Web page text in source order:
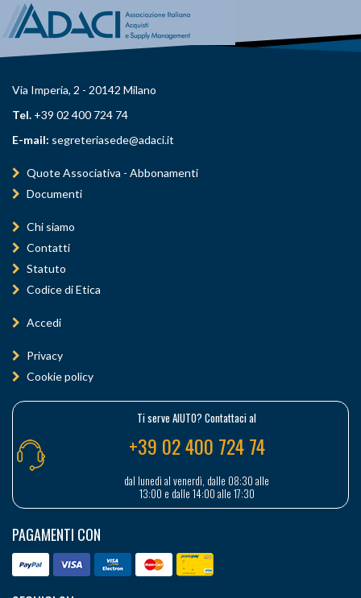
Via Imperia, 2 - 20142 Milano
Tel. +39 02 400 724 74
E-mail: segreteriasede@adaci.it
Quote Associativa - Abbonamenti
Documenti
Chi siamo
Contatti
Statuto
Codice di Etica
Accedi
Privacy
Cookie policy
Ti serve AIUTO? Contattaci al
+39 02 400 724 74
dal lunedì al venerdì, dalle 08:30 alle
13:00 e dalle 14:00 alle 17:30
PAGAMENTI CON